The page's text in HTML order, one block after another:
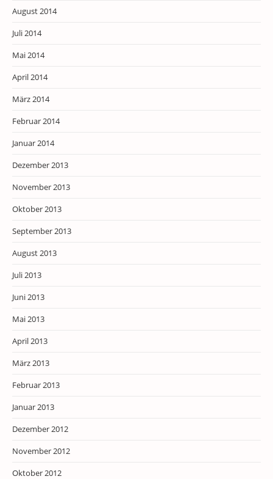
August 2014
Juli 2014
Mai 2014
April 2014
März 2014
Februar 2014
Januar 2014
Dezember 2013
November 2013
Oktober 2013
September 2013
August 2013
Juli 2013
Juni 2013
Mai 2013
April 2013
März 2013
Februar 2013
Januar 2013
Dezember 2012
November 2012
Oktober 2012